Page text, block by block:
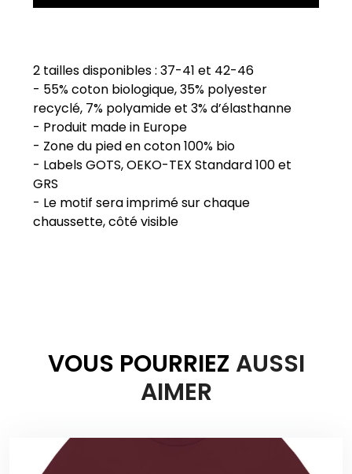
2 tailles disponibles : 37-41 et 42-46
- 55% coton biologique, 35% polyester
recyclé, 7% polyamide et 3% d’élasthanne
- Produit made in Europe
- Zone du pied en coton 100% bio
- Labels GOTS, OEKO-TEX Standard 100 et
GRS
- Le motif sera imprimé sur chaque
VOUS POURRIEZ AUSSI
AIMER